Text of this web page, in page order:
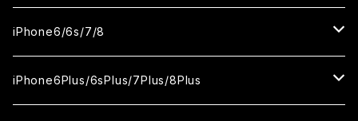
セラミックフィルム
セラミックフィルム
セラミックフィルム
ガラスフィルム
セラミックフィルム
セラミックフィルム
ガラスフィルム
セラミックフィルム
iPhone11Pro Max
ガラスフィルム
ガラスフィルム
セラミックフィルム
iPhoneXS
ガラスフィルム
iPhoneXR
iPhoneSE3
ガラスフィルム
iPhoneSE2
iPhone6/6s/7/8
iPhone8
iPhone6Plus/6sPlus/7Plus/8Plus